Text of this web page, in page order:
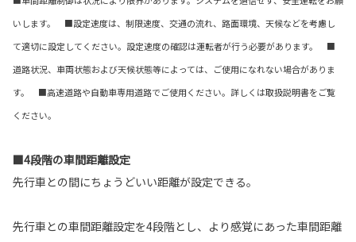
いします。 ■設定速度は、制限速度、交通の流れ、路面環境、天候などを考慮し
て適切に設定してください。設定速度の確認は運転者が行う必要があります。 ■
道路状況、車両状態および天候状態等によっては、ご使用になれない場合がありま
す。 ■高速道路や自動車専用道路でご使用ください。詳しくは取扱説明書をご覧
ください。
■4段階の車間距離設定
先行車との間にちょうどいい距離が設定できる。
先行車との車間距離設定を4段階とし、より感覚にあった車間距離